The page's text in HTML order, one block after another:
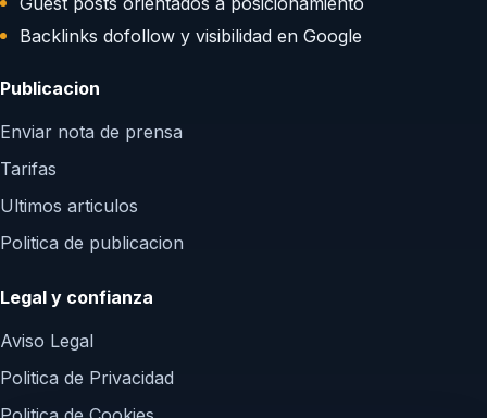
Backlinks dofollow y visibilidad en Google
Publicacion
Enviar nota de prensa
Tarifas
Ultimos articulos
Politica de publicacion
Legal y confianza
Aviso Legal
Politica de Privacidad